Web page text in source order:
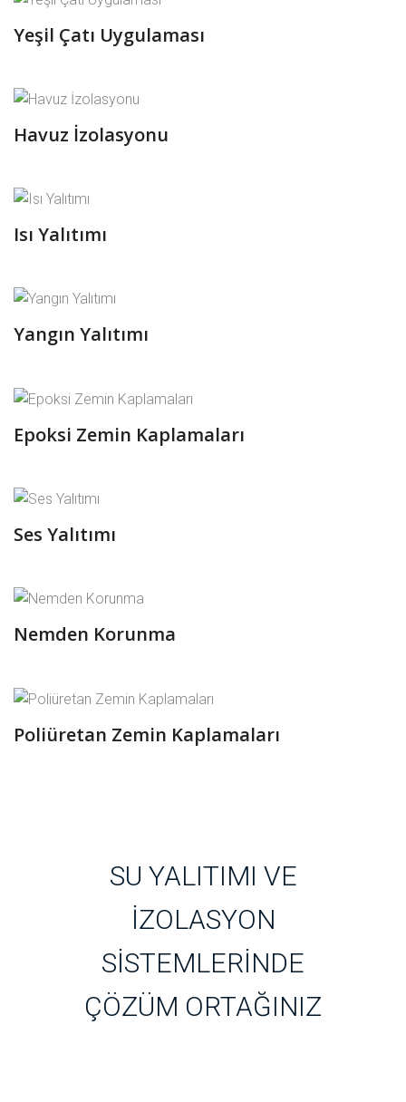
Yeşil Çatı Uygulaması
Havuz İzolasyonu
Isı Yalıtımı
Yangın Yalıtımı
Epoksi Zemin Kaplamaları
Ses Yalıtımı
Nemden Korunma
Poliüretan Zemin Kaplamaları
SU YALITIMI VE
İZOLASYON
SİSTEMLERİNDE
ÇÖZÜM ORTAĞINIZ